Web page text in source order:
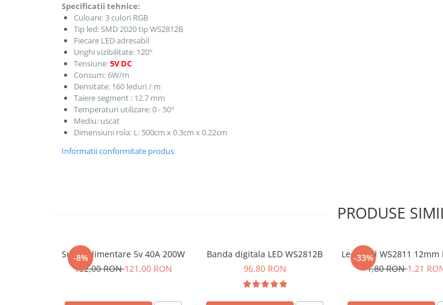
Specificatii tehnice:
Culoare: 3 culori RGB
Tip led: SMD 2020 tip WS2812B
Fiecare LED adresabil
Unghi vizibilitate: 120°
Tensiune:5V DC
Consum: 6W/m
Densitate: 160 leduri / m
Taiere segment : 12.7 mm
Temperaturi utilizare: 0 - 50°
Mediu: uscat
Dimensiuni rola: L: 500cm x 0.3cm x 0.22cm
Informatii conformitate produs
PRODUSE
-8%
Sursa alimentare 5v 40A 200W
132,00 RON121,00 RON
Banda digitala LED WS2812B
96,80 RON
-33%
Led Pixel WS2811 12mm
1,80 RON1,21